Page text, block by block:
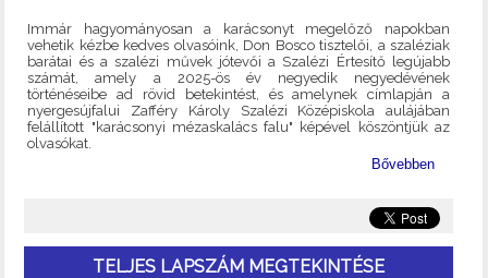
Immár hagyományosan a karácsonyt megelőző napokban
vehetik kézbe kedves olvasóink, Don Bosco tisztelői, a szaléziak
barátai és a szalézi művek jótevői a Szalézi Értesítő legújabb
számát, amely a 2025-ös év negyedik negyedévének
történéseibe ad rövid betekintést, és amelynek címlapján a
nyergesújfalui Zafféry Károly Szalézi Középiskola aulájában
felállított "karácsonyi mézaskalács falu" képével köszöntjük az
olvasókat.
Bővebben
TELJES LAPSZÁM MEGTEKINTÉSE